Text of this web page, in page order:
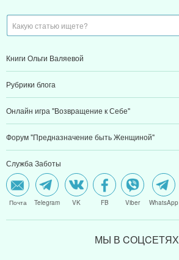
Книги Ольги Валяевой
Рубрики блога
Онлайн игра "Возвращение к Себе"
Форум "Предназначение быть Женщиной"
Служба Заботы
Почта Telegram VK FB Viber WhatsApp
МЫ В CОЦCЕТЯХ